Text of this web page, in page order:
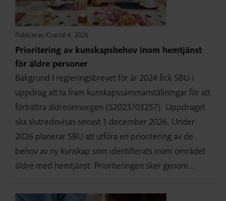
Publiceras Kvartal 4, 2026
Prioritering av kunskapsbehov inom hemtjänst
för äldre personer
Bakgrund I regleringsbrevet för år 2024 fick SBU i
uppdrag att ta fram kunskapssammanställningar för att
förbättra äldreomsorgen (S2023/03257). Uppdraget
ska slutredovisas senast 1 december 2026. Under
2026 planerar SBU att utföra en prioritering av de
behov av ny kunskap som identifierats inom området
äldre med hemtjänst. Prioriteringen sker genom...